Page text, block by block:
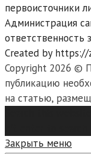
первоисточники
Администрация
ответственность
Created by https://
Copyright 2026 ©
публикацию
на статью,
Закрыть меню